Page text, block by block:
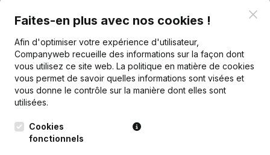
Marge brute €810 567 €713 727 €
Personnel 4,9 3,7 4,1
Publications de Notaris Liselotte SCHOTSMANS
Faites-en plus avec nos cookies !
Afin d'optimiser votre expérience d'utilisateur,
Companyweb recueille des informations sur la façon dont
vous utilisez ce site web. La politique en matière de cookies
vous permet de savoir quelles informations sont visées et
vous donne le contrôle sur la manière dont elles sont
utilisées.
Cookies
fonctionnels